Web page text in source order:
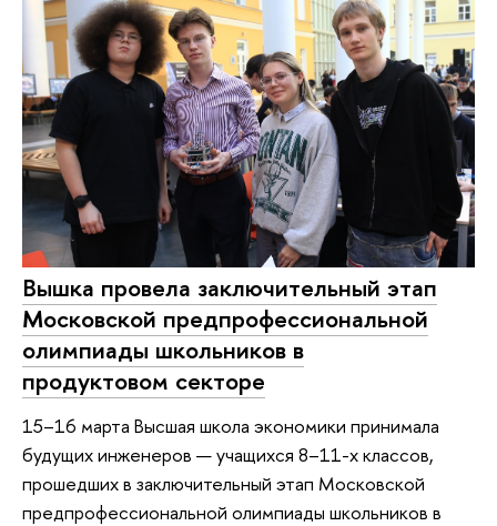
Вышка провела заключительный этап
Московской предпрофессиональной
олимпиады школьников в
продуктовом секторе
15–16 марта Высшая школа экономики принимала
будущих инженеров — учащихся 8–11-х классов,
прошедших в заключительный этап Московской
предпрофессиональной олимпиады школьников в